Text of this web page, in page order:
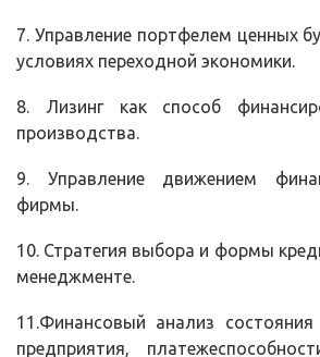
7. Управление портфелем ценных
условиях переходной экономики.
8. Лизинг как способ
производства.
9. Управление движением
фирмы.
10. Стратегия выбора и формы
менеджменте.
11.Финансовый анализ
предприятия,